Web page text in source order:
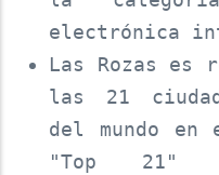
electrónica
Las Rozas es
las 21
del mundo
"Top 21"